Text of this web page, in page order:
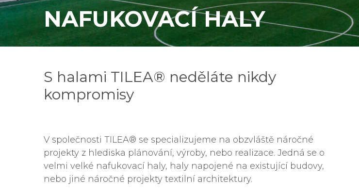
NAFUKOVACÍ HALY
S halami TILEA® neděláte nikdy
kompromisy
V společnosti TILEA® se specializujeme na obzvláště náročné
projekty z hlediska plánování, výroby, nebo realizace. Jedná se o
velmi velké nafukovací haly, haly napojené na existující budovy,
nebo jiné náročné projekty textilní architektury.